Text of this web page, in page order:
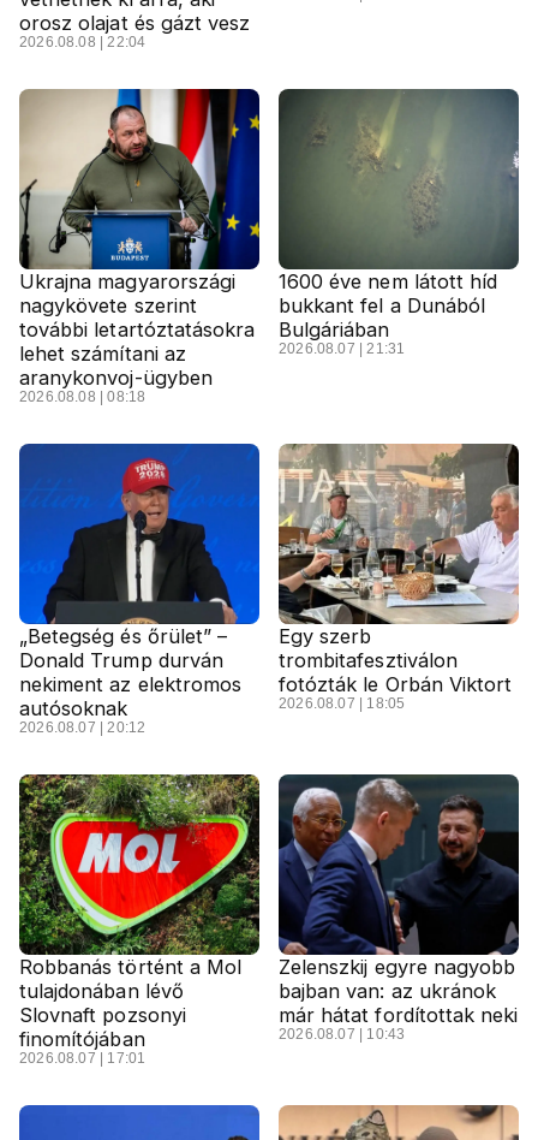
orosz olajat és gázt vesz
2026.08.08 | 22:04
Ukrajna magyarországi
nagykövete szerint
további letartóztatásokra
lehet számítani az
aranykonvoj-ügyben
2026.08.08 | 08:18
1600 éve nem látott híd
bukkant fel a Dunából
Bulgáriában
2026.08.07 | 21:31
„Betegség és őrület” –
Donald Trump durván
nekiment az elektromos
autósoknak
2026.08.07 | 20:12
Egy szerb
trombitafesztiválon
fotózták le Orbán Viktort
2026.08.07 | 18:05
Robbanás történt a Mol
tulajdonában lévő
Slovnaft pozsonyi
finomítójában
2026.08.07 | 17:01
Zelenszkij egyre nagyobb
bajban van: az ukránok
már hátat fordítottak neki
2026.08.07 | 10:43